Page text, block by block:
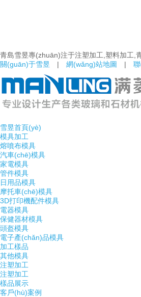
青島雪昱專(zhuān)注于注塑加工,塑料加工,
關(guān)于雪昱 | 網(wǎng)站地圖 |
雪昱首頁(yè)
模具加工
熔噴布模具
汽車(chē)模具
家電模具
管件模具
日用品模具
摩托車(chē)模具
3D打印機配件模具
電器模具
保健器材模具
頭盔模具
電子產(chǎn)品模具
加工樣品
其他模具
注塑加工
注塑加工
樣品展示
客戶(hù)案例